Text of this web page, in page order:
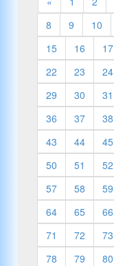
8
9 10
15
16 17
22
23 24
29
30 31
36
37 38
43
44 45
50
51 52
57
58 59
64
65 66
71
72 73
78
79 80